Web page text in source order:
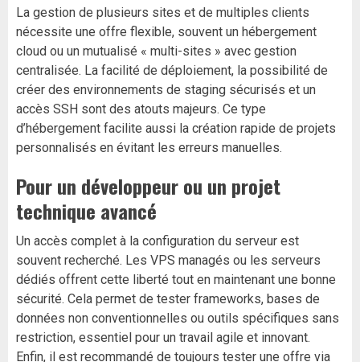
La gestion de plusieurs sites et de multiples clients
nécessite une offre flexible, souvent un hébergement
cloud ou un mutualisé « multi-sites » avec gestion
centralisée. La facilité de déploiement, la possibilité de
créer des environnements de staging sécurisés et un
accès SSH sont des atouts majeurs. Ce type
d’hébergement facilite aussi la création rapide de projets
personnalisés en évitant les erreurs manuelles.
Pour un développeur ou un projet
technique avancé
Un accès complet à la configuration du serveur est
souvent recherché. Les VPS managés ou les serveurs
dédiés offrent cette liberté tout en maintenant une bonne
sécurité. Cela permet de tester frameworks, bases de
données non conventionnelles ou outils spécifiques sans
restriction, essentiel pour un travail agile et innovant.
Enfin, il est recommandé de toujours tester une offre via